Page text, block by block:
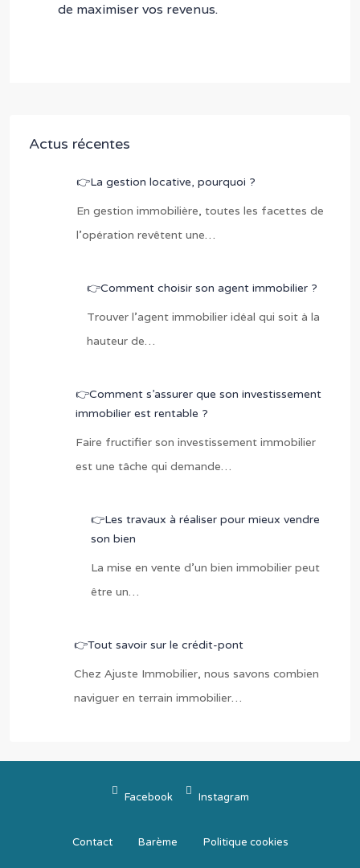
de maximiser vos revenus.
Actus récentes
👉La gestion locative, pourquoi ?
En gestion immobilière, toutes les facettes de
l’opération revêtent une…
👉Comment choisir son agent immobilier ?
Trouver l’agent immobilier idéal qui soit à la
hauteur de…
👉Comment s’assurer que son investissement
immobilier est rentable ?
Faire fructifier son investissement immobilier
est une tâche qui demande…
👉Les travaux à réaliser pour mieux vendre
son bien
La mise en vente d’un bien immobilier peut
être un…
👉Tout savoir sur le crédit-pont
Chez Ajuste Immobilier, nous savons combien
naviguer en terrain immobilier…
Facebook Instagram
Contact Barème Politique cookies